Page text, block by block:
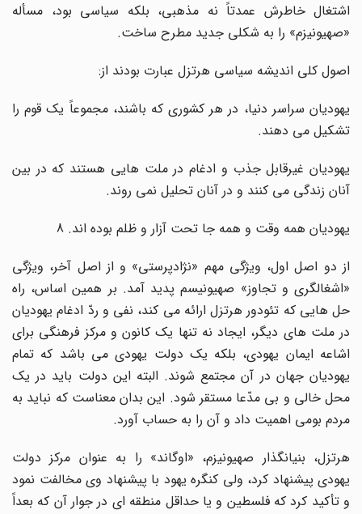
اشتغال خاطرش عمدتاً نه مذهبى، بلکه سیاسى بود، مسأله
«صهیونیزم» را به شکلى جدید مطرح ساخت.
اصول کلى اندیشه سیاسى هرتزل عبارت بودند از:
یهودیان سراسر دنیا، در هر کشورى که باشند، مجموعاً یک قوم را
تشکیل مى دهند.
یهودیان غیرقابل جذب و ادغام در ملت هایى هستند که در بین
آنان زندگى مى کنند و در آنان تحلیل نمى روند.
یهودیان همه وقت و همه جا تحت آزار و ظلم بوده اند. 8
از دو اصل اول، ویژگى مهم «نژادپرستى» و از اصل آخر، ویژگى
«اشغالگرى و تجاوز» صهیونیسم پدید آمد. بر همین اساس، راه
حل هایى که تئودور هرتزل ارائه مى کند، نفى و ردّ ادغام یهودیان
در ملت هاى دیگر، ایجاد نه تنها یک کانون و مرکز فرهنگى براى
اشاعه ایمان یهودى، بلکه یک دولت یهودى مى باشد که تمام
یهودیان جهان در آن مجتمع شوند. البته این دولت باید در یک
محل خالى و بى مدّعا مستقر شود. این بدان معناست که نباید به
مردم بومى اهمیت داد و آن را به حساب آورد.
هرتزل، بنیانگذار صهیونیزم، «اوگاند» را به عنوان مرکز دولت
یهودى پیشنهاد کرد، ولى کنگره یهود با پیشنهاد وى مخالفت نمود
و تأکید کرد که فلسطین و یا حداقل منطقه اى در جوار آن که بعداً